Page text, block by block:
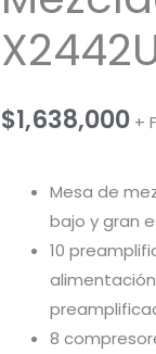
$1,638,000 +
Mesa de
bajo y gran
10
8